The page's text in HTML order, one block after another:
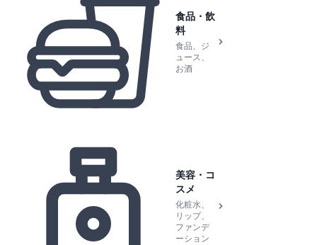
食品・飲
料
食品、ジ
ュース、
お酒
美容・コ
スメ
化粧水、
リップ、
ファンデ
ーション